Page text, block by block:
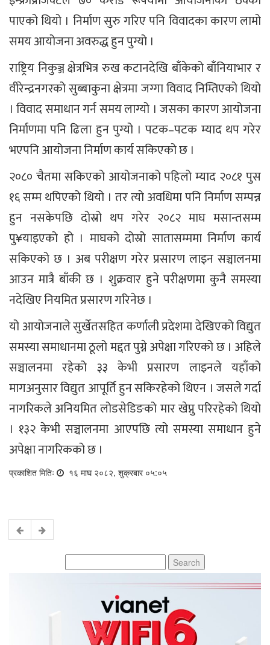
पाएको थियो । निर्माण सुरु गरिए पनि विवादका कारण लामो
समय आयोजना अवरुद्ध हुन पुग्यो ।
राष्ट्रिय निकुञ्ज क्षेत्रभित्र रुख कटानदेखि बाँकेको बाँनियाभार र
वीरेन्द्रनगरको सुब्बाकुना क्षेत्रमा जग्गा विवाद निम्तिएको थियो
। विवाद समाधान गर्न समय लाग्यो । जसका कारण आयोजना
निर्माणमा पनि ढिला हुन पुग्यो । पटक–पटक म्याद थप गरेर
भएपनि आयोजना निर्माण कार्य सकिएको छ ।
२०८० चैतमा सकिएको आयोजनाको पहिलो म्याद २०८१ पुस
१६ सम्म थपिएको थियो । तर त्यो अवधिमा पनि निर्माण सम्पन्न
हुन नसकेपछि दोस्रो थप गरेर २०८२ माघ मसान्तसम्म
पु¥याइएको हो । माघको दोस्रो सातासम्ममा निर्माण कार्य
सकिएको छ । अब परीक्षण गरेर प्रसारण लाइन सञ्चालनमा
आउन मात्रै बाँकी छ । शुक्रवार हुने परीक्षणमा कुनै समस्या
नदेखिए नियमित प्रसारण गरिनेछ ।
यो आयोजनाले सुर्खेतसहित कर्णाली प्रदेशमा देखिएको विद्युत
समस्या समाधानमा ठूलो मद्दत पुग्ने अपेक्षा गरिएको छ । अहिले
सञ्चालनमा रहेको ३३ केभी प्रसारण लाइनले यहाँको
मागअनुसार विद्युत आपूर्ति हुन सकिरहेको थिएन । जसले गर्दा
नागरिकले अनियमित लोडसेडिङको मार खेप्नु परिरहेको थियो
। १३२ केभी सञ्चालनमा आएपछि त्यो समस्या समाधान हुने
अपेक्षा नागरिकको छ ।
प्रकाशित मितिः १६ माघ २०८२, शुक्रबार ०५:०५
for: